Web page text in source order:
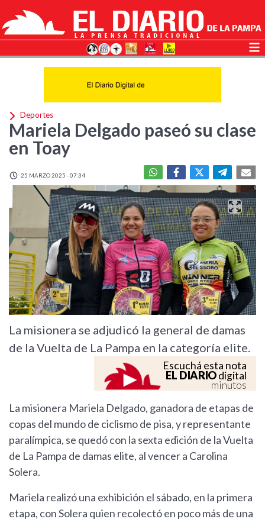
Deportes
Mariela Delgado paseó su clase
en Toay
25 MARZO 2025 - 07:34
La misionera se adjudicó la general de damas
de la Vuelta de La Pampa en la categoría elite.
Escuchá esta nota
EL DIARIOdigital
minutos
La misionera Mariela Delgado, ganadora de etapas de
copas del mundo de ciclismo de pisa, y representante
paralímpica, se quedó con la sexta edición de la Vuelta
de La Pampa de damas elite, al vencer a Carolina
Solera.
Mariela realizó una exhibición el sábado, en la primera
etapa, con Solera quien recolectó en poco más de una